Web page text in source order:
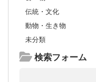
伝統・文化
動物・生き物
未分類
検索フォーム